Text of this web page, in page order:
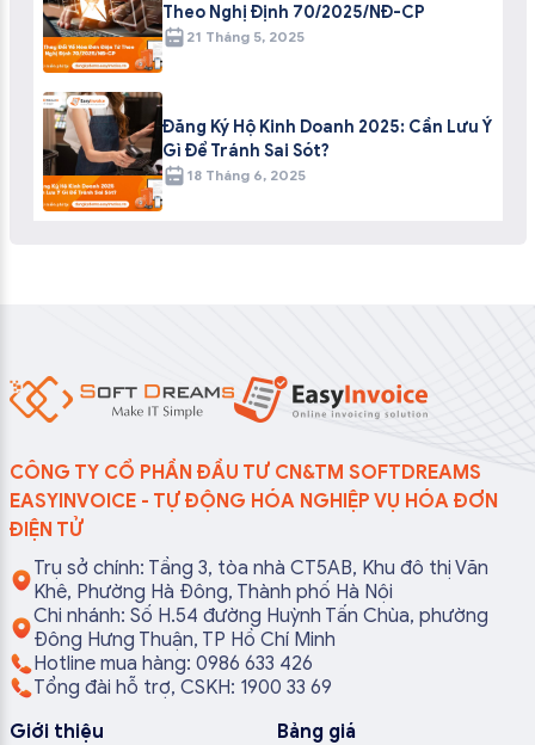
Theo Nghị Định 70/2025/NĐ-CP
21 Tháng 5, 2025
Đăng Ký Hộ Kinh Doanh 2025: Cần Lưu Ý
Gì Để Tránh Sai Sót?
18 Tháng 6, 2025
CÔNG TY CỔ PHẦN ĐẦU TƯ CN&TM SOFTDREAMS
EASYINVOICE - TỰ ĐỘNG HÓA NGHIỆP VỤ HÓA ĐƠN
ĐIỆN TỬ
Trụ sở chính: Tầng 3, tòa nhà CT5AB, Khu đô thị Văn
Khê, Phường Hà Đông, Thành phố Hà Nội
Chi nhánh: Số H.54 đường Huỳnh Tấn Chùa, phường
Đông Hưng Thuận, TP Hồ Chí Minh
Hotline mua hàng: 0986 633 426
Tổng đài hỗ trợ, CSKH: 1900 33 69
Giới thiệu
Bảng giá